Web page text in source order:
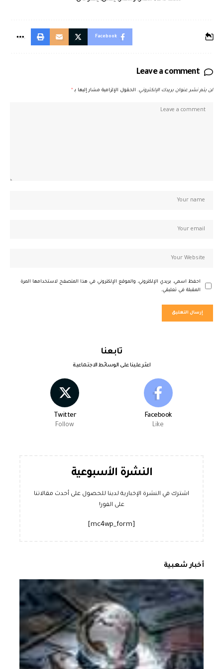
Facebook
Leave a comment
لن يتم نشر عنوان بريدك الإلكتروني. الحقول الإلزامية مشار إليها بـ *
احفظ اسمي، بريدي الإلكتروني، والموقع الإلكتروني في هذا المتصفح لاستخدامها المرة
المقبلة في تعليقي.
تابعنا
اعثر علينا على الوسائط الاجتماعية
Facebook
Like
Twitter
Follow
النشرة الأسبوعية
اشترك في النشرة الإخبارية لدينا للحصول على أحدث مقالاتنا
على الفور!
أخبار شعبية